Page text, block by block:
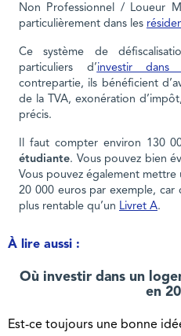
Non Professionnel / Loueur
particulièrement dans les
Ce système de
particuliers d’investir dans
contrepartie, ils bénéficient
de la TVA, exonération
précis.
Il faut compter environ 130
étudiante. Vous pouvez bien
Vous pouvez également
20 000 euros par exemple, car
plus rentable qu’un Livret A.
À lire aussi :
Où investir dans un
en
Est-ce toujours une bonne